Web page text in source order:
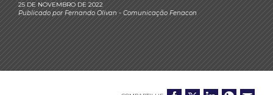
25 DE NOVEMBRO DE 2022
Publicado porFernando Olivan- Comunicação Fenacon